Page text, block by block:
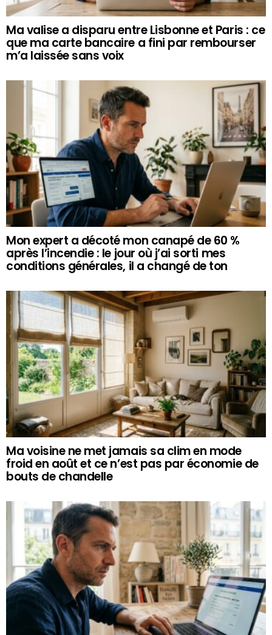
Ma valise a disparu entre Lisbonne et Paris : ce
que ma carte bancaire a fini par rembourser
m’a laissée sans voix
Mon expert a décoté mon canapé de 60 %
après l’incendie : le jour où j’ai sorti mes
conditions générales, il a changé de ton
Ma voisine ne met jamais sa clim en mode
froid en août et ce n’est pas par économie de
bouts de chandelle